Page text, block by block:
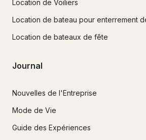
Location de Voiliers
Location de bateau pour enterrement
Location de bateaux de fête
Journal
Nouvelles de l'Entreprise
Mode de Vie
Guide des Expériences